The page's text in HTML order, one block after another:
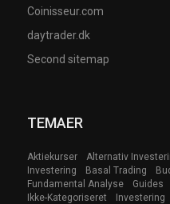
Coinisseur.com
daytrader.dk
Second sitemap
TEMAER
Aktiekurser Alternativ
Investering
Basal Trading
Fundamental Analyse
Guides
Ikke-Kategoriseret
Investering